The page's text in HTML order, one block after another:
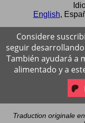
English,
Considere
seguir
También ayudará a
alimentado y a
Traduction originale